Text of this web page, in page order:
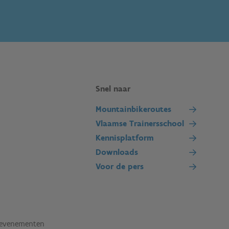
Snel naar
Mountainbikeroutes
Vlaamse Trainersschool
Kennisplatform
Downloads
Voor de pers